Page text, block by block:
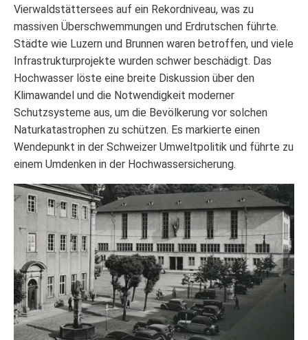
Vierwaldstättersees auf ein Rekordniveau, was zu
massiven Überschwemmungen und Erdrutschen führte.
Städte wie Luzern und Brunnen waren betroffen, und viele
Infrastrukturprojekte wurden schwer beschädigt. Das
Hochwasser löste eine breite Diskussion über den
Klimawandel und die Notwendigkeit moderner
Schutzsysteme aus, um die Bevölkerung vor solchen
Naturkatastrophen zu schützen. Es markierte einen
Wendepunkt in der Schweizer Umweltpolitik und führte zu
einem Umdenken in der Hochwassersicherung.